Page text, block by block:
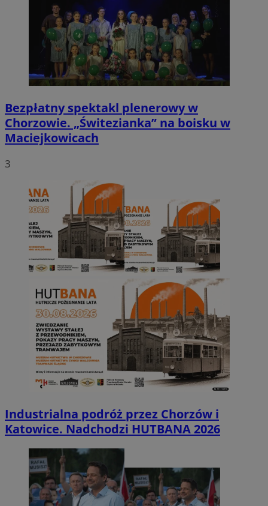
Bezpłatny spektakl plenerowy w
Chorzowie. „Świtezianka” na boisku w
Maciejkowicach
3
Industrialna podróż przez Chorzów i
Katowice. Nadchodzi HUTBANA 2026